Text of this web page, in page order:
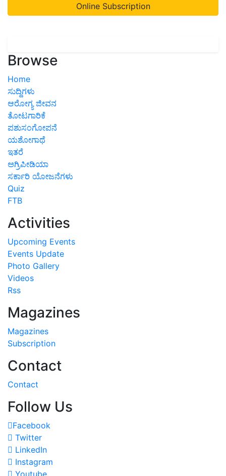
Online Subscription
Browse
Home
ಸುದ್ದಿಗಳು
ಆರೋಗ್ಯ ಜೀವನ
ತೋಟಗಾರಿಕೆ
ಪಶುಸಂಗೋಪನೆ
ಯಶೋಗಾಥೆ
ಇತರೆ
ಅಗ್ರಿಪೀಡಿಯಾ
ಸರ್ಕಾರಿ ಯೋಜನೆಗಳು
Quiz
FTB
Activities
Upcoming Events
Events Update
Photo Gallery
Videos
Rss
Magazines
Magazines
Subscription
Contact
Contact
Follow Us
Facebook
Twitter
LinkedIn
Instagram
Youtube